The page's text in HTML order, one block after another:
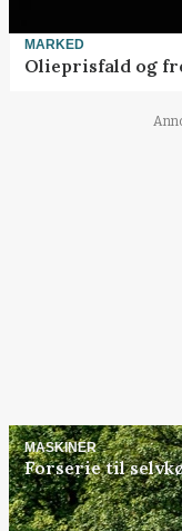
MARKED
Olieprisfald og
MASKINER
Forserie til